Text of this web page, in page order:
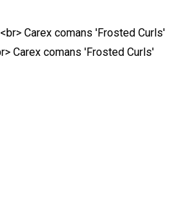
Carex comans 'Frosted Curls'